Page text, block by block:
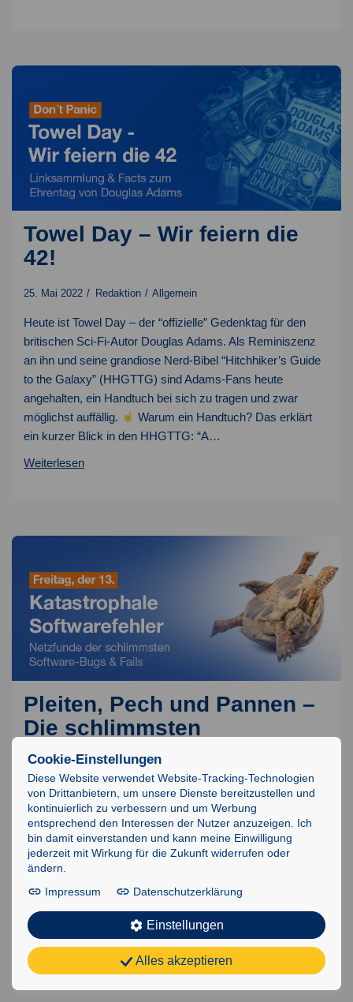
Towel Day – Wir feiern die
42!
25. Mai 2022 Redaktion Allgemein
Heute ist Towel Day – der “offizielle” Gedenktag für den
britischen Sci-Fi-Autor Douglas Adams. Als Reminiszenz
an ihn und seine grandiose Nerd-Bibel “Hitchhiker’s Guide
to the Galaxy” (HHGTTG) sind Adams-Fans heute
angehalten, ein Handtuch bei sich zu tragen und zwar
möglichst auffällig.
Warum ein Handtuch? Das erklärt
ein kurzer Blick in den HHGTTG: “A…
WeiterlesenTowel
feiern
42!
Pleiten, Pech und Pannen –
Die schlimmsten
Softwarekatastrophen
13. Mai 2022 Redaktion Allgemein
Bugs und Fails – die gibt es, seit es Software gibt.
Glücklicherweise haben sie meist keine allzu verheerenden
Folgen oder werden frühzeitig gepatcht. Die Geschichte
zeigt aber auch: Immer mal wieder kommt es – ausgelöst
durch Software(fehler) – zu handfesten Katastrophen. Und
weil das morbide Thema so gut zum alljährlichen
Unglückstag passt, gibt’s hier mal…
Weiterlesen
Pech
und
Cookie-Einstellungen
Diese Website verwendet Website-Tracking-Technologien
von Drittanbietern, um unsere Dienste bereitzustellen und
kontinuierlich zu verbessern und um Werbung
entsprechend den Interessen der Nutzer anzuzeigen. Ich
bin damit einverstanden und kann meine Einwilligung
jederzeit mit Wirkung für die Zukunft widerrufen oder
ändern.
Impressum
Datenschutzerklärung
Einstellungen
Alles akzeptieren